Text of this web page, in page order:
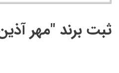
ثبت برند "مهر